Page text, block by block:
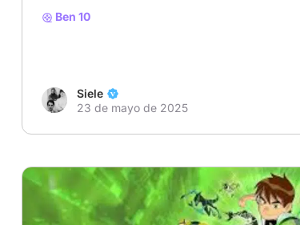
Ben 10
Siele
23 de mayo de 2025